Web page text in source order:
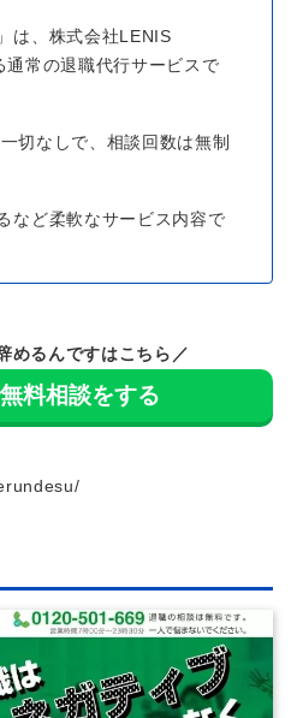
は、株式会社LENIS
常の退職代行サービスで
切なしで、相談回数は無制
など柔軟なサービス内容で
めるんですはこちら／
料相談をする